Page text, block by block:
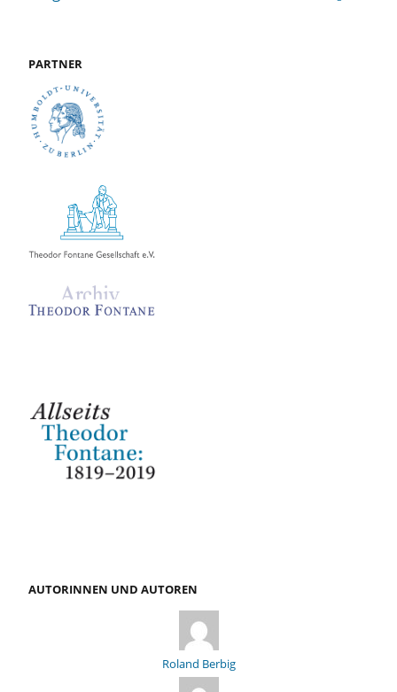
PARTNER
AUTORINNEN UND AUTOREN
Roland Berbig